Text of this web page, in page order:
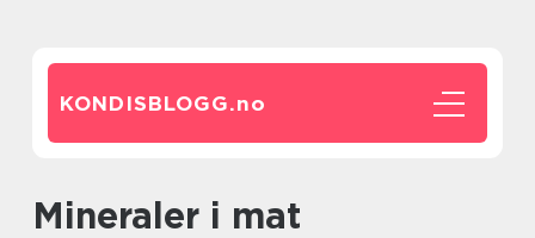
KONDISBLOGG.no
mineraler i mat